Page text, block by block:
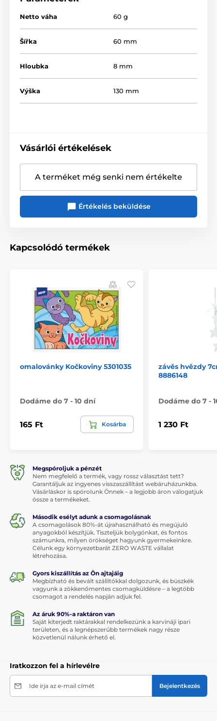
Netto váha 60 g
Šířka 60 mm
Hloubka 8 mm
Výška 130 mm
Vásárlói értékelések
A terméket még senki nem értékelte
Értékelés beküldése
Kapcsolódó termékek
omalovánky Kočkoviny 5301035
Dodáme do 7 - 10 dní
165 Ft Kosárba
závěs hvězdy
8886148
Dodáme do 7 -
1 230 Ft
Megspóroljuk a pénzét
Nem megfelelő a termék, vagy rossz választást tett?
Garantáljuk az ingyenes visszaszállítást webáruházunkba.
Vásárláskor is spórolunk Önnek – a legjobb áron válogatjuk
össze a termékeket.
Második esélyt adunk a csomagolásnak
A csomagolások 80%-át újrahasználható és megújuló
anyagokból készítjük. Tiszteljük bolygónkat, és fontos
számunkra, milyen örökséget hagyunk gyermekeinkre.
Célunk egy környezetbarát ZERO WASTE vállalat
létrehozása.
Gyors kiszállítás az Ön ajtajáig
Megbízható és bevált szállítókkal dolgozunk, és büszkék
vagyunk a zökkenőmentes csomagküldésre – a legtöbb
csomagot a rendelés napján adjuk fel.
Az áruk 90%-a raktáron van
Saját kiterjedt raktárakkal rendelkezünk a karvináji ipari
területen, és a legnépszerűbb termékek nagy része
közvetlenül nálunk érhető el.
Iratkozzon fel a hírlevélre
Ide írja az e-mail címét Bejelentkezés